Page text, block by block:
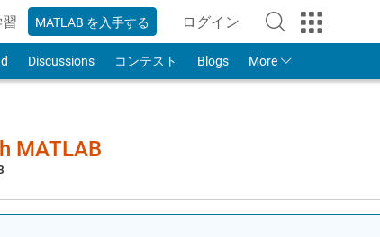
MATLAB を入手する ログイン
to Your MathWorks Account
Discussions コンテスト Blogs More
MATLAB